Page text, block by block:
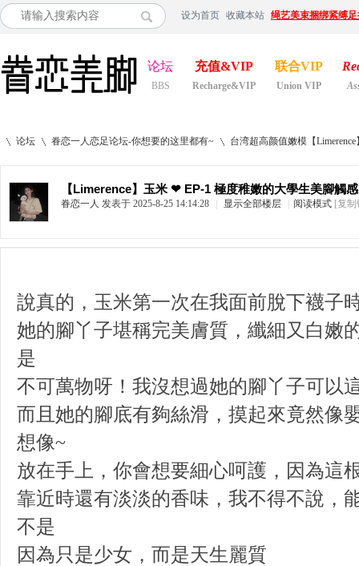
设为首页 收藏本站 绳艺美束捆绑紧缚
论坛
BBS
充值&VIP
Recharge&VIP
联合VIP
Union VIP
论坛
›
眷恋一人恋足论坛-你想要的这里都有~
›
台湾超高颜值嫩模【
【Limerence】玉米 ❤ EP-1 極度稚嫩的大學生美腳觸
眷恋一人 发表于 2025-8-25 14:14:28 显示全部楼层 阅读模式 [复
說真的，玉米第一次在我面前脫下襪子
她的腳丫子堪稱完美膚質，纖細又白嫩
是
不可萬物呀！我沒想過她的腳丫子可以
而且她的腳底有夠絲滑，摸起來竟然像
想像~
放在手上，你會想要細心呵護，因為這
靠近時還有淡淡的香味，我不得不說，
不是
因為只是少女，而是天生麗質